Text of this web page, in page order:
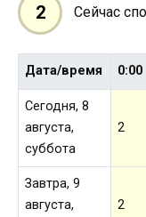
2 Сейчас
Дата/время 0:00
Сегодня, 8
августа,
суббота
2
Завтра, 9
августа,
2